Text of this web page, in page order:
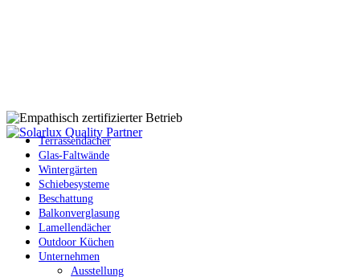
Terrassendächer
Glas-Faltwände
Wintergärten
Schiebesysteme
Beschattung
Balkonverglasung
Lamellendächer
Outdoor Küchen
Unternehmen
Ausstellung